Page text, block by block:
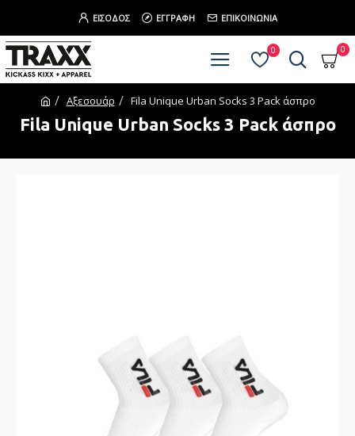
ΕΊΣΟΔΟΣ ΕΓΓΡΑΦΉ ΕΠΙΚΟΙΝΩΝΊΑ
0 0
Αξεσουάρ Fila Unique Urban Socks 3 Pack άσπρο
Fila Unique Urban Socks 3 Pack άσπρο